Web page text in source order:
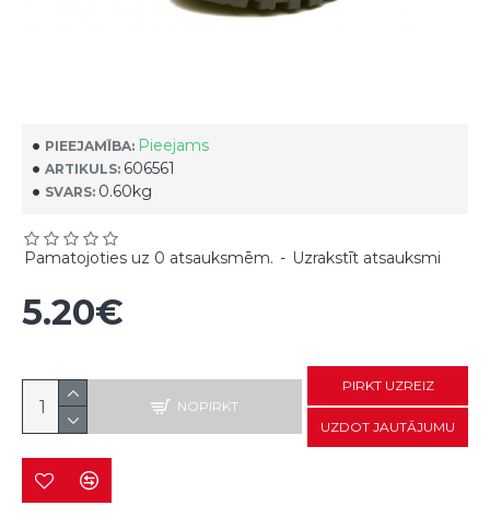
PIEEJAMĪBA: Pieejams
ARTIKULS: 606561
SVARS: 0.60kg
Pamatojoties uz 0 atsauksmēm. - Uzrakstīt atsauksmi
5.20€
NOPIRKT
PIRKT UZREIZ
UZDOT JAUTĀJUMU